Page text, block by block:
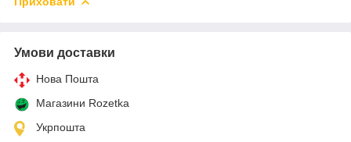
Умови доставки
Нова Пошта
Магазини Rozetka
Укрпошта